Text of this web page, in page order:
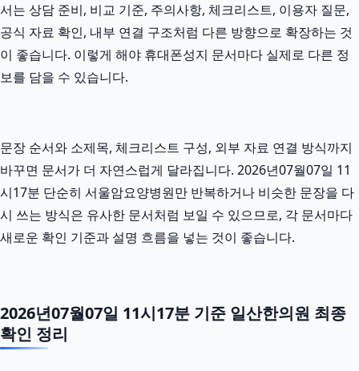
서는 상담 준비, 비교 기준, 주의사항, 체크리스트, 이용자 질문,
공식 자료 확인, 내부 연결 구조처럼 다른 방향으로 확장하는 것
이 좋습니다. 이렇게 해야 휴대폰성지 문서마다 실제로 다른 정
보를 담을 수 있습니다.
문장 순서와 소제목, 체크리스트 구성, 외부 자료 연결 방식까지
바꾸면 문서가 더 자연스럽게 달라집니다. 2026년07월07일 11
시17분 단순히 서울암요양병원만 반복하거나 비슷한 문장을 다
시 쓰는 방식은 유사한 문서처럼 보일 수 있으므로, 각 문서마다
새로운 확인 기준과 설명 흐름을 넣는 것이 좋습니다.
2026년07월07일 11시17분 기준 일산한의원 최종
확인 정리